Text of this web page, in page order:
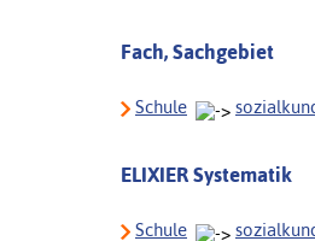
Fach, Sachgebiet
Schule
ELIXIER Systematik
Schule